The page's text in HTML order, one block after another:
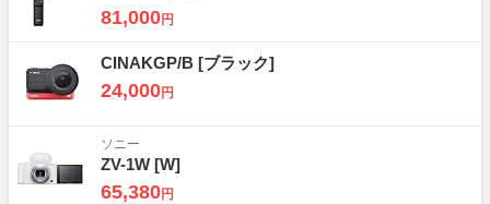
81,000円
CINAKGP/B [ブラック]
24,000円
ソニー
ZV-1W [W]
65,380円